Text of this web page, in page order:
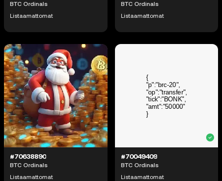
BTC Ordinals
Listaamattomat
BTC Ordinals
Listaamattomat
#70638890
BTC Ordinals
Listaamattomat
#70049409
BTC Ordinals
Listaamattomat